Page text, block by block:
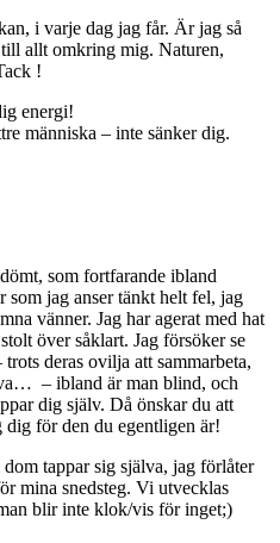
i varje dag jag får. Är jag så
allt omkring mig. Naturen,
!
energi!
människa – inte sänker dig.
som fortfarande ibland
som jag anser tänkt helt fel, jag
vänner. Jag har agerat med hat
över såklart. Jag försöker se
deras ovilja att sammarbeta,
– ibland är man blind, och
dig själv. Då önskar du att
för den du egentligen är!
tappar sig själva, jag förlåter
mina snedsteg. Vi utvecklas
blir inte klok/vis för inget;)